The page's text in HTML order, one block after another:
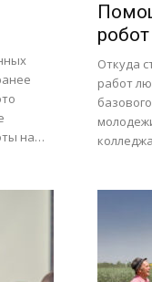
на…
Откуда
работ